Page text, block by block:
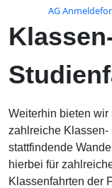
AG
Weiterhin bieten
zahlreiche Klassen-
stattfindende
hierbei für
Klassenfahrten der